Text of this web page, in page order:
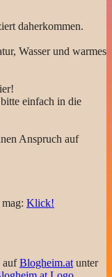
daherkommen.
Wasser und warmes
einfach in die
Anspruch auf
Klick!
aufBlogheim.at unter